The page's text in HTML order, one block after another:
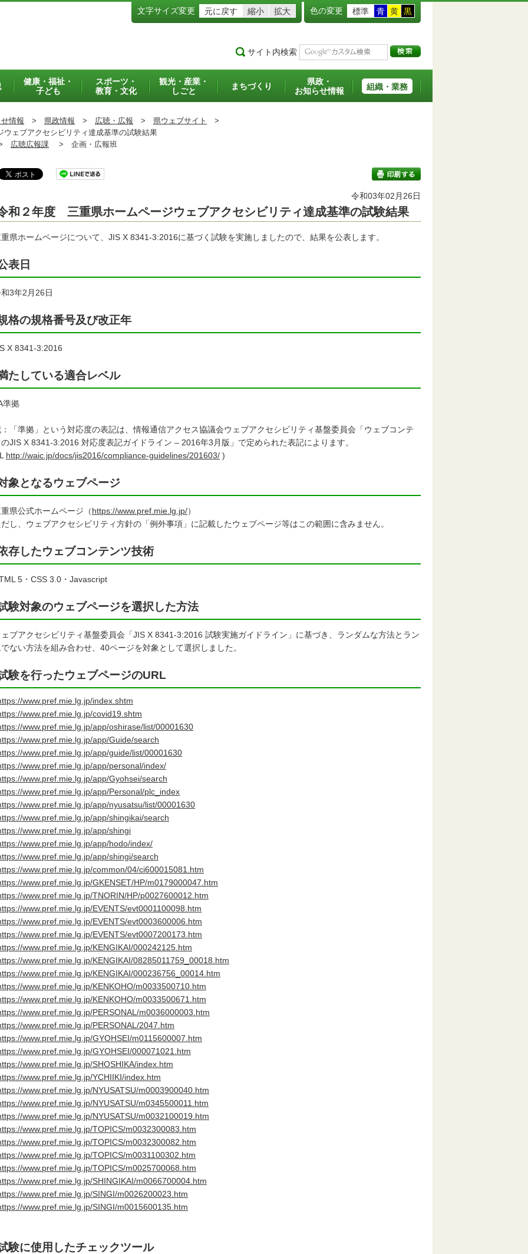
文字サイズ変更 元に戻す 縮小 拡大 色の変更 標準 青 黄 黒
サイト内検索
健康・福祉・
子ども
スポーツ・
教育・文化
観光・産業・
しごと
まちづくり
県政・
お知らせ情報
組織・業務
情報 > 県政情報 > 広聴・広報 > 県ウェブサイト
>
ェブアクセシビリティ達成基準の試験結果
広聴広報課 > 企画・広報班
印刷する
令和03年02月26日
和２年度 三重県ホームページウェブアクセシビリティ達成基準の試験結果
県ホームページについて、JIS X 8341-3:2016に基づく試験を実施しましたので、結果を公表します。
表⽇
3年2月26日
格の規格番号及び改正年
X 8341-3:2016
たしている適合レベル
拠
「準拠」という対応度の表記は、情報通信アクセス協議会ウェブアクセシビリティ基盤委員会「ウェブコンテ
のJIS X 8341-3:2016 対応度表記ガイドライン – 2016年3月版」で定められた表記によります。
http://waic.jp/docs/jis2016/compliance-guidelines/201603/ )
象となるウェブページ
県公式ホームページ（https://www.pref.mie.lg.jp/）
し、ウェブアクセシビリティ方針の「例外事項」に記載したウェブページ等はこの範囲に含みません。
存したウェブコンテンツ技術
5・CSS 3.0・Javascript
験対象のウェブページを選択した⽅法
ブアクセシビリティ基盤委員会「JIS X 8341-3:2016 試験実施ガイドライン」に基づき、ランダムな方法とラン
でない方法を組み合わせ、40ページを対象として選択しました。
験を⾏ったウェブページのURL
www.pref.mie.lg.jp/index.shtm
www.pref.mie.lg.jp/covid19.shtm
www.pref.mie.lg.jp/app/oshirase/list/00001630
www.pref.mie.lg.jp/app/Guide/search
www.pref.mie.lg.jp/app/guide/list/00001630
www.pref.mie.lg.jp/app/personal/index/
www.pref.mie.lg.jp/app/Gyohsei/search
www.pref.mie.lg.jp/app/Personal/plc_index
www.pref.mie.lg.jp/app/nyusatsu/list/00001630
www.pref.mie.lg.jp/app/shingikai/search
www.pref.mie.lg.jp/app/shingi
www.pref.mie.lg.jp/app/hodo/index/
www.pref.mie.lg.jp/app/shingi/search
www.pref.mie.lg.jp/common/04/ci600015081.htm
www.pref.mie.lg.jp/GKENSET/HP/m0179000047.htm
www.pref.mie.lg.jp/TNORIN/HP/p0027600012.htm
www.pref.mie.lg.jp/EVENTS/evt0001100098.htm
www.pref.mie.lg.jp/EVENTS/evt0003600006.htm
www.pref.mie.lg.jp/EVENTS/evt0007200173.htm
www.pref.mie.lg.jp/KENGIKAI/000242125.htm
www.pref.mie.lg.jp/KENGIKAI/08285011759_00018.htm
www.pref.mie.lg.jp/KENGIKAI/000236756_00014.htm
www.pref.mie.lg.jp/KENKOHO/m0033500710.htm
www.pref.mie.lg.jp/KENKOHO/m0033500671.htm
www.pref.mie.lg.jp/PERSONAL/m0036000003.htm
www.pref.mie.lg.jp/PERSONAL/2047.htm
www.pref.mie.lg.jp/GYOHSEI/m0115600007.htm
www.pref.mie.lg.jp/GYOHSEI/000071021.htm
www.pref.mie.lg.jp/SHOSHIKA/index.htm
www.pref.mie.lg.jp/YCHIIKI/index.htm
www.pref.mie.lg.jp/NYUSATSU/m0003900040.htm
www.pref.mie.lg.jp/NYUSATSU/m0345500011.htm
www.pref.mie.lg.jp/NYUSATSU/m0032100019.htm
www.pref.mie.lg.jp/TOPICS/m0032300083.htm
www.pref.mie.lg.jp/TOPICS/m0032300082.htm
www.pref.mie.lg.jp/TOPICS/m0031100302.htm
www.pref.mie.lg.jp/TOPICS/m0025700068.htm
www.pref.mie.lg.jp/SHINGIKAI/m0066700004.htm
www.pref.mie.lg.jp/SINGI/m0026200023.htm
www.pref.mie.lg.jp/SINGI/m0015600135.htm
験に使用したチェックツール